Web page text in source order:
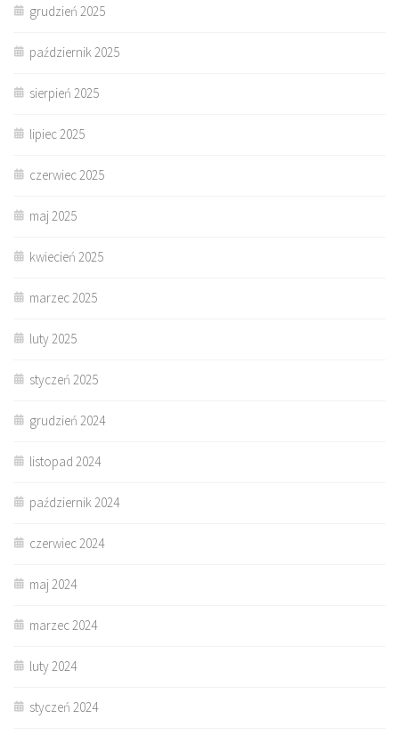
grudzień 2025
październik 2025
sierpień 2025
lipiec 2025
czerwiec 2025
maj 2025
kwiecień 2025
marzec 2025
luty 2025
styczeń 2025
grudzień 2024
listopad 2024
październik 2024
czerwiec 2024
maj 2024
marzec 2024
luty 2024
styczeń 2024